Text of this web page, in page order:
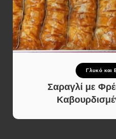
Γλυκό και
Σαραγλί με